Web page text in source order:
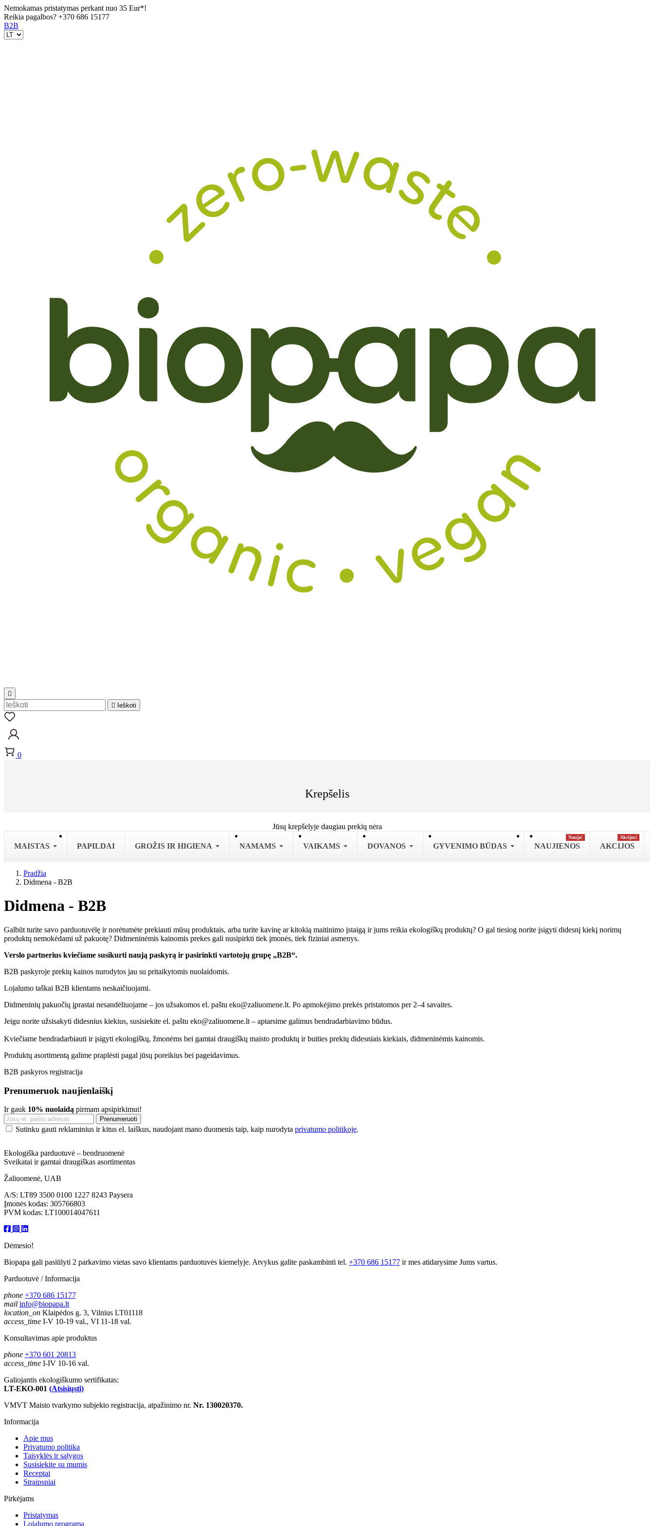
Nemokamas pristatymas perkant nuo 35 Eur*!
Reikia pagalbos? +370 686 15177
B2B


Ieškoti
0
Krepšelis
Jūsų krepšelyje daugiau prekių nėra
MAISTAS PAPILDAI GROŽIS IR HIGIENA NAMAMS VAIKAMS DOVANOS GYVENIMO BŪDAS NAUJIENOS
Nauja!
AKCIJOS
Аkcijos!
Pradžia
Didmena - B2B
Didmena - B2B
Galbūt turite savo parduotuvėlę ir norėtumėte prekiauti mūsų produktais, arba turite kavinę ar kitokią maitinimo įstaigą ir jums reikia ekologiškų produktų? O gal tiesiog norite įsigyti didesnį kiekį norimų
produktų nemokėdami už pakuotę? Didmeninėmis kainomis prekes gali nusipirkti tiek įmonės, tiek fiziniai asmenys.
Verslo partnerius kviečiame susikurti naują paskyrą ir pasirinkti vartotojų grupę „B2B“.
B2B paskyroje prekių kainos nurodytos jau su pritaikytomis nuolaidomis.
Lojalumo taškai B2B klientams neskaičiuojami.
Didmeninių pakuočių įprastai nesandėliuojame – jos užsakomos el. paštu eko@zaliuomene.lt. Po apmokėjimo prekės pristatomos per 2–4 savaites.
Jeigu norite užsisakyti didesnius kiekius, susisiekite el. paštu eko@zaliuomene.lt – aptarsime galimus bendradarbiavimo būdus.
Kviečiame bendradarbiauti ir įsigyti ekologiškų, žmonėms bei gamtai draugiškų maisto produktų ir buities prekių didesniais kiekiais, didmeninėmis kainomis.
Produktų asortimentą galime praplėsti pagal jūsų poreikius bei pageidavimus.
B2B paskyros registracija
Prenumeruok naujienlaiškį
Ir gauk 10% nuolaidą pirmam apsipirkimui!
Sutinku gauti reklaminius ir kitus el. laiškus, naudojant mano duomenis taip, kaip nurodyta privatumo politikoje.
Ekologiška parduotuvė – bendruomenė
Sveikatai ir gamtai draugiškas asortimentas
Žaliuomenė, UAB
A/S: LT89 3500 0100 1227 8243 Paysera
Įmonės kodas: 305766803
PVM kodas: LT100014047611
Dėmesio!
Biopapa gali pasiūlyti 2 parkavimo vietas savo klientams parduotuvės kiemelyje. Atvykus galite paskambinti tel. +370 686 15177 ir mes atidarysime Jums vartus.
Parduotuvė / Informacija
phone +370 686 15177
mail info@biopapa.lt
location_on Klaipėdos g. 3, Vilnius LT01118
access_time I-V 10-19 val., VI 11-18 val.
Konsultavimas apie produktus
phone +370 601 20813
access_time I-IV 10-16 val.
Galiojantis ekologiškumo sertifikatas:
LT-EKO-001 (Atsisiųsti)
VMVT Maisto tvarkymo subjekto registracija, atpažinimo nr. Nr. 130020370.
Informacija
Apie mus
Privatumo politika
Taisyklės ir sąlygos
Susisiekite su mumis
Receptai
Straipsniai
Pirkėjams
Pristatymas
Lojalumo programa